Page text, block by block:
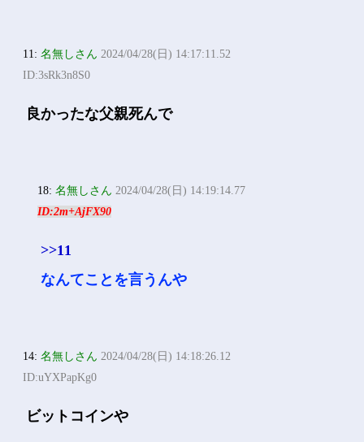
11:名無しさん 2024/04/28(日) 14:17:11.52
ID:3sRk3n8S0
良かったな父親死んで
18:名無しさん 2024/04/28(日) 14:19:14.77
ID:2m+AjFX90
>>11
なんてことを言うんや
14:名無しさん 2024/04/28(日) 14:18:26.12
ID:uYXPapKg0
ビットコインや